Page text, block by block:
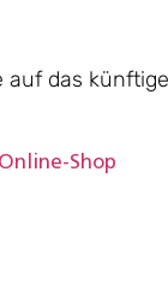
das
Online-Shop